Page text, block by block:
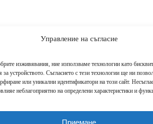
Управление на съгласие
изживявания, ние използваме технологии като
устройството. Съгласието с тези технологии ще ни
или уникални идентификатори на този сайт.
неблагоприятно на определени характеристики и
Приемане